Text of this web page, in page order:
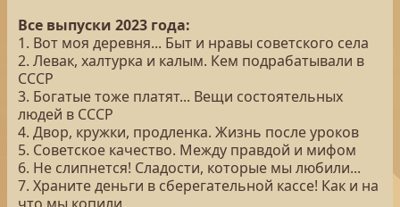
Все выпуски 2023 года:
1. Вот моя деревня... Быт и нравы советского села
2. Левак, халтурка и калым. Кем подрабатывали в
СССР
3. Богатые тоже платят... Вещи состоятельных
людей в СССР
4. Двор, кружки, продленка. Жизнь после уроков
5. Советское качество. Между правдой и мифом
6. Не слипнется! Сладости, которые мы любили...
7. Храните деньги в сберегательной кассе! Как и на